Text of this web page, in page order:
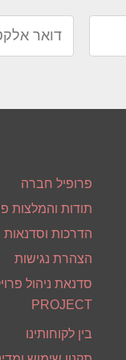
פרופיל חברה
תודות והמלצות
הדרכות וסדנאות
הצהרת נגישות
PROJECT
בין לקוחותינו